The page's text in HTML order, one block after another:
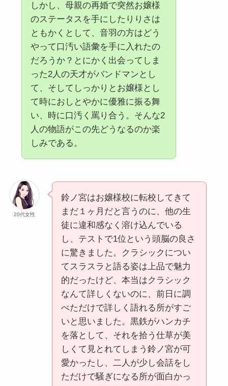
しかし、母親の再婚で突然お嬢様
のステータスを手にしたりりさは
ともかくとして、音羽の方はどう
やって口汚い語彙を手に入れたの
だろうか？とにかく出会ってしま
った2人の天才がバンドマンとし
て、そしてしっかりとお嬢様とし
て時におしとやかに優雅に振る舞
い、時に口汚く罵り合う。そんな2
人の物語がこの先どうなるのか楽
しみである。
20代女性
鈴ノ宮はお嬢様校に転校してきて
まだ１ヶ月だと言うのに、他の生
徒に違和感なく溶け込んでいる
し、テストで1位という頭脳の良さ
に驚きました。クラシックについ
てスラスラと語る姿は上品で魅力
的だったけど、本当はクラシック
なんて詳しくないのに、前日に調
べただけで詳しく語れる所がすご
いと思いました。黒鉄がハンカチ
を落として、それを拾う仕草が美
しくて見とれてしまう鈴ノ宮が可
愛かったし、二人が少し会話をし
ただけで騒ぎになる所が面白かっ